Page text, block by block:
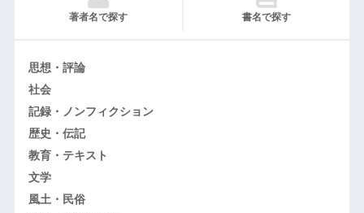
著者名で探す 書名で探す
思想・評論
社会
記録・ノンフィクション
歴史・伝記
教育・テキスト
文学
風土・民俗